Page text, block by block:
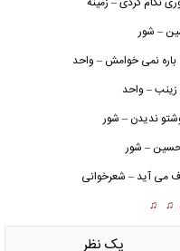
♫ ♫
يک نظر